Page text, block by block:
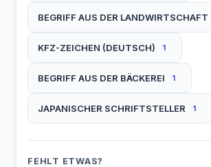
BEGRIFF AUS DER LANDWIRTSCHAFT
KFZ-ZEICHEN (DEUTSCH) 1
BEGRIFF AUS DER BÄCKEREI 1
JAPANISCHER SCHRIFTSTELLER 1
FEHLT ETWAS?